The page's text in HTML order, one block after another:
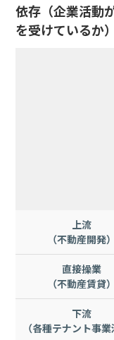
依存（企業活動
を受けているか）
上流
（不動産開発）
直接操業
（不動産賃貸）
下流
（各種テナント事業